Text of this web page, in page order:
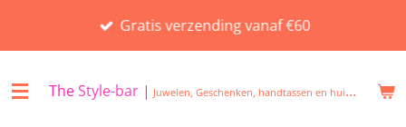
de
Gratis verzending vanaf €60
TheStyle-bar | Juwelen, Geschenken, handtassen en huisgeuren in Beveren